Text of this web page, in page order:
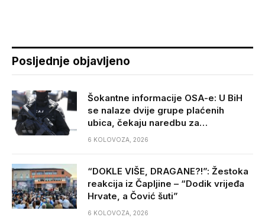
Posljednje objavljeno
Šokantne informacije OSA-e: U BiH
se nalaze dvije grupe plaćenih
ubica, čekaju naredbu za…
6 KOLOVOZA, 2026
“DOKLE VIŠE, DRAGANE?!”: Žestoka
reakcija iz Čapljine – “Dodik vrijeđa
Hrvate, a Čović šuti”
6 KOLOVOZA, 2026